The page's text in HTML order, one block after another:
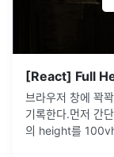
[React] Full
브라우저 창에 꽉
기록한다.먼저 간
의 height를